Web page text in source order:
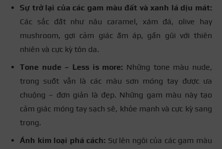
Sự trở lại của các gam màu đất và xanh lá dịu mát:
Các sắc đất như nâu caramel, xám đá, olive hay
mushroom, gợi cảm giác ấm áp, gần gũi với thiên
nhiên và cực kỳ tôn da.
Tone nude – Less is more: Những tone màu nude,
trong suốt vẫn là các màu sơn móng tay được ưa
chuộng – đơn giản là đẹp. Những gam màu này tạo
cảm giác móng tay sạch sẽ, khỏe mạnh và cực kỳ sang
trọng.
Ánh kim loại phá cách: Sự lên ngôi của các gam màu